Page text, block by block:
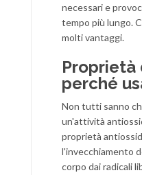
necessari e
tempo più lungo.
molti vantaggi.
Proprietà
perché
Non tutti sanno
un'attività
proprietà
l'invecchiamento
corpo dai radicali